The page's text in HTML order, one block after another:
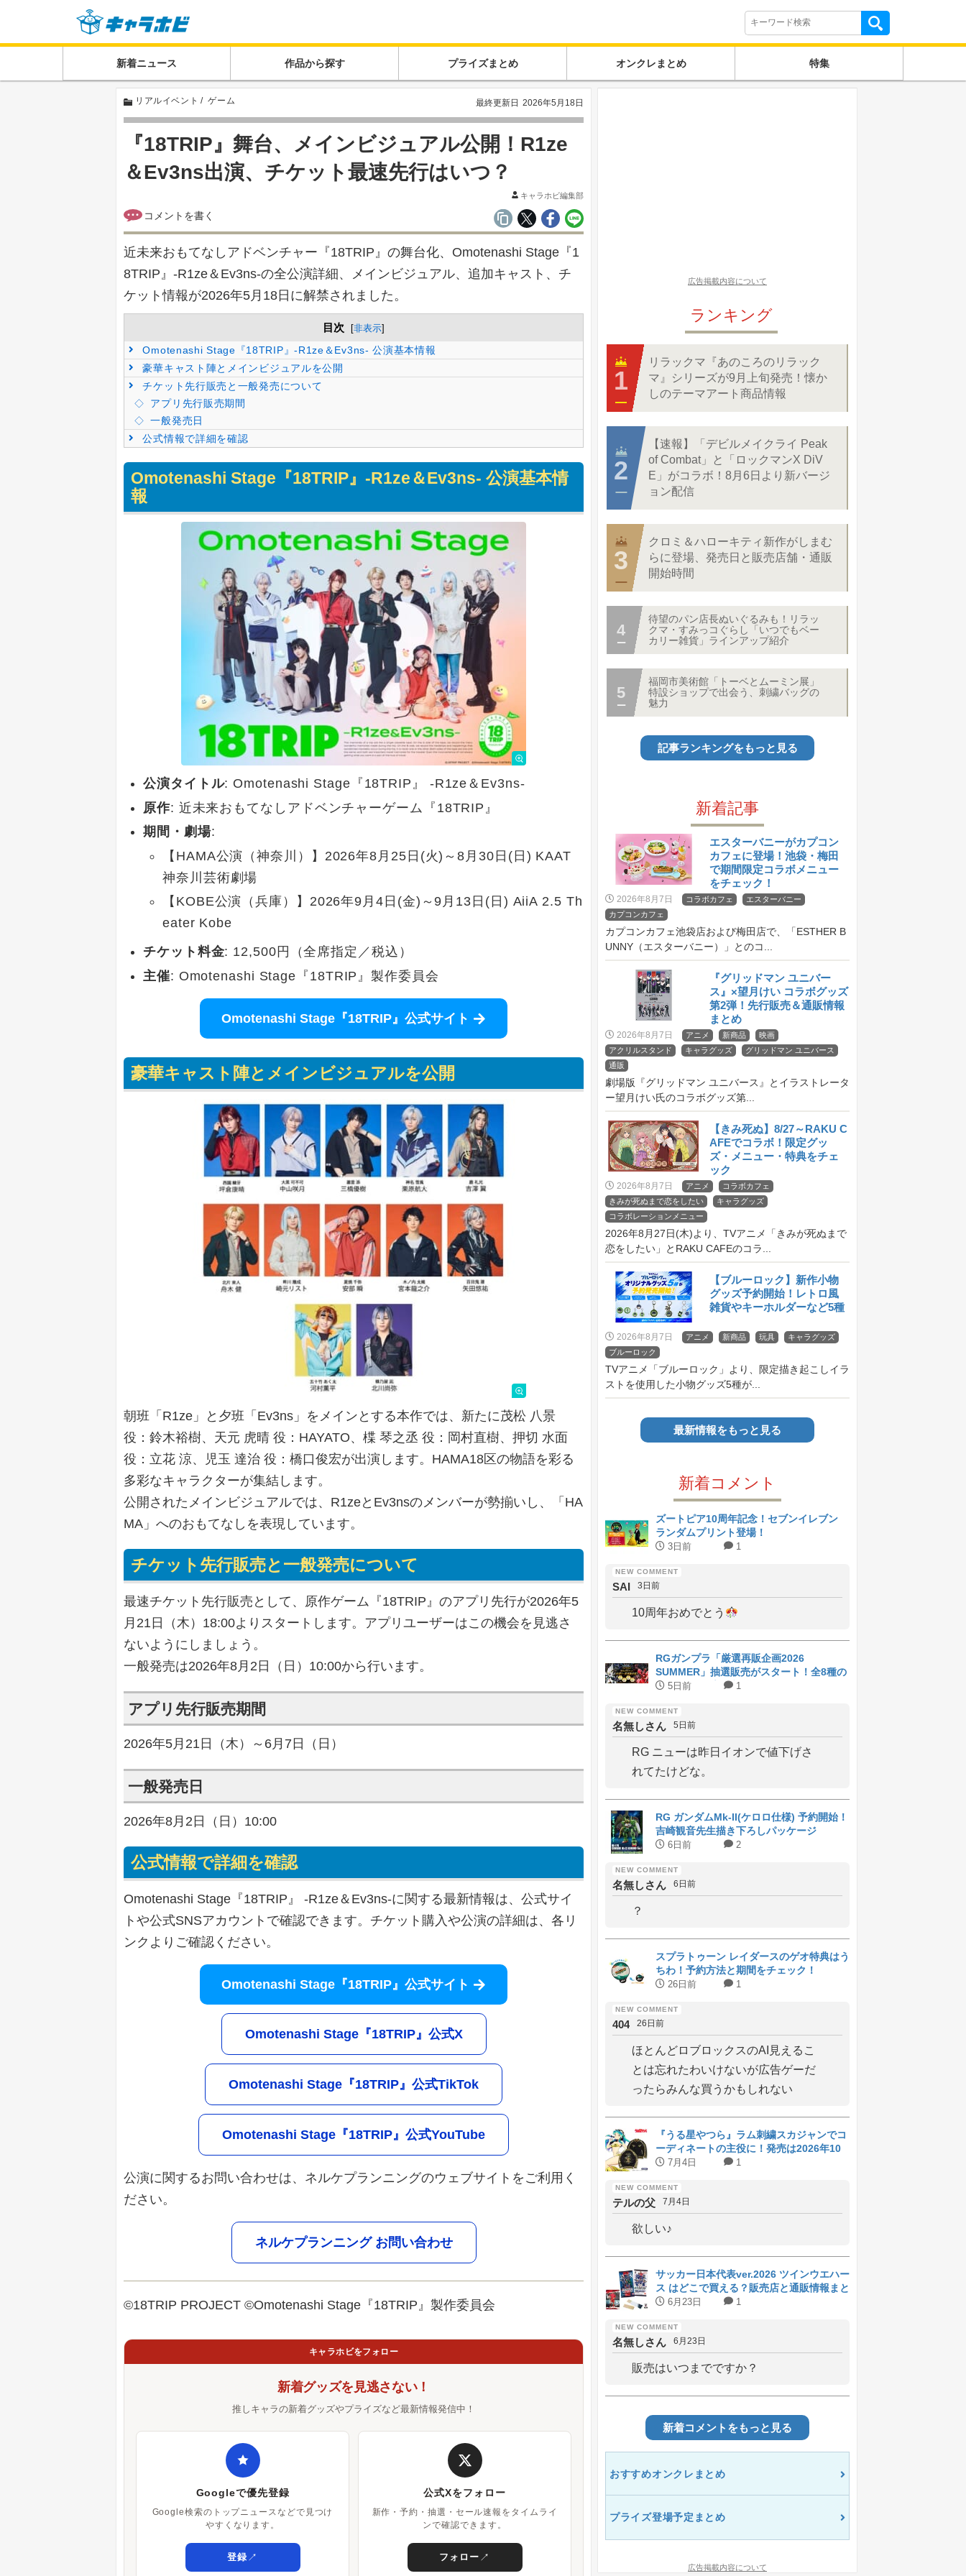
新着ニュース 作品から探す プライズまとめ オンクレまとめ 特集
リアルイベント ゲーム 最終更新日 2026年5月18日
『18TRIP』舞台、メインビジュアル公開！R1ze
＆Ev3ns出演、チケット最速先行はいつ？
キャラホビ編集部
近未来おもてなしアドベンチャー『18TRIP』の舞台化、Omotenashi Stage『1
8TRIP』-R1ze＆Ev3ns-の全公演詳細、メインビジュアル、追加キャスト、チ
ケット情報が2026年5月18日に解禁されました。
目次 [非表示]
Omotenashi Stage『18TRIP』-R1ze＆Ev3ns- 公演基本情報
豪華キャスト陣とメインビジュアルを公開
チケット先行販売と一般発売について
アプリ先行販売期間
一般発売日
公式情報で詳細を確認
Omotenashi Stage『18TRIP』-R1ze＆Ev3ns- 公演基本情
報
公演タイトル: Omotenashi Stage『18TRIP』 -R1ze＆Ev3ns-
原作: 近未来おもてなしアドベンチャーゲーム『18TRIP』
期間・劇場:
【HAMA公演（神奈川）】2026年8月25日(火)～8月30日(日) KAAT
神奈川芸術劇場
【KOBE公演（兵庫）】2026年9月4日(金)～9月13日(日) AiiA 2.5 Th
eater Kobe
チケット料金: 12,500円（全席指定／税込）
主催: Omotenashi Stage『18TRIP』製作委員会
Omotenashi Stage『18TRIP』公式サイト
豪華キャスト陣とメインビジュアルを公開
朝班「R1ze」と夕班「Ev3ns」をメインとする本作では、新たに茂松 八景
役：鈴木裕樹、天元 虎晴 役：HAYATO、楪 琴之丞 役：岡村直樹、押切 水面
役：立花 涼、児玉 達治 役：橋口俊宏が出演します。HAMA18区の物語を彩る
多彩なキャラクターが集結します。
公開されたメインビジュアルでは、R1zeとEv3nsのメンバーが勢揃いし、「HA
MA」へのおもてなしを表現しています。
チケット先行販売と一般発売について
最速チケット先行販売として、原作ゲーム『18TRIP』のアプリ先行が2026年5
月21日（木）18:00よりスタートします。アプリユーザーはこの機会を見逃さ
ないようにしましょう。
一般発売は2026年8月2日（日）10:00から行います。
アプリ先行販売期間
2026年5月21日（木）～6月7日（日）
一般発売日
2026年8月2日（日）10:00
公式情報で詳細を確認
Omotenashi Stage『18TRIP』 -R1ze＆Ev3ns-に関する最新情報は、公式サイ
トや公式SNSアカウントで確認できます。チケット購入や公演の詳細は、各リ
ンクよりご確認ください。
Omotenashi Stage『18TRIP』公式サイト
Omotenashi Stage『18TRIP』公式X
Omotenashi Stage『18TRIP』公式TikTok
Omotenashi Stage『18TRIP』公式YouTube
公演に関するお問い合わせは、ネルケプランニングのウェブサイトをご利用く
ださい。
ネルケプランニング お問い合わせ
©18TRIP PROJECT ©Omotenashi Stage『18TRIP』製作委員会
キャラホビをフォロー
新着グッズを見逃さない！
推しキャラの新着グッズやプライズなど最新情報発信中！
Googleで優先登録
Google検索のトップニュースなどで見つけ
やすくなります。
登録 ↗
公式Xをフォロー
新作・予約・抽選・セール速報をタイムライ
ンで確認できます。
フォロー ↗
広告掲載内容について
ランキング
リラックマ『あのころのリラック
マ』シリーズが9月上旬発売！懐か
しのテーマアート商品情報
【速報】「デビルメイクライ Peak
of Combat」と「ロックマンX DiV
E」がコラボ！8月6日より新バージ
ョン配信
クロミ＆ハローキティ新作がしまむ
らに登場、発売日と販売店舗・通販
開始時間
待望のパン店長ぬいぐるみも！リラッ
クマ・すみっコぐらし「いつでもベー
カリー雑貨」ラインアップ紹介
福岡市美術館「トーベとムーミン展」
特設ショップで出会う、刺繍バッグの
魅力
記事ランキングをもっと見る
新着記事
エスターバニーがカプコン
カフェに登場！池袋・梅田
で期間限定コラボメニュー
をチェック！
2026年8月7日 コラボカフェ
エスターバニー
カプコンカフェ
カプコンカフェ池袋店および梅田店で、「ESTHER B
UNNY（エスターバニー）」とのコ...
『グリッドマン ユニバー
ス』×望月けい コラボグッズ
第2弾！先行販売＆通販情報
まとめ
2026年8月7日 アニメ 新商品
映画
アクリルスタンド
キャラグッズ
グリッドマン ユニバース
通販
劇場版『グリッドマン ユニバース』とイラストレータ
ー望月けい氏のコラボグッズ第...
【きみ死ぬ】8/27～RAKU C
AFEでコラボ！限定グッ
ズ・メニュー・特典をチェ
ック
2026年8月7日 アニメ
コラボカフェ
きみが死ぬまで恋をしたい
キャラグッズ
コラボレーションメニュー
2026年8月27日(木)より、TVアニメ「きみが死ぬまで
恋をしたい」とRAKU CAFEのコラ...
【ブルーロック】新作小物
グッズ予約開始！レトロ風
雑貨やキーホルダーなど5種
2026年8月7日 アニメ 新商品 玩具
キャラグッズ
ブルーロック
TVアニメ「ブルーロック」より、限定描き起こしイラ
ストを使用した小物グッズ5種が...
最新情報をもっと見る
新着コメント
ズートピア10周年記念！セブンイレブン
ランダムプリント登場！
3日前 1
SAI 3日前
10周年おめでとう
RGガンプラ「厳選再販企画2026
SUMMER」抽選販売がスタート！全8種の
ラインナップと受付期間
5日前 1
名無しさん 5日前
RG ニューは昨日イオンで値下げさ
れてたけどな。
RG ガンダムMk-II(ケロロ仕様) 予約開始！
吉崎観音先生描き下ろしパッケージ
6日前 2
名無しさん 6日前
？
スプラトゥーン レイダースのゲオ特典はう
ちわ！予約方法と期間をチェック！
26日前 1
404 26日前
ほとんどロブロックスのAI見えるこ
とは忘れたわいけないが広告ゲーだ
ったらみんな買うかもしれない
『うる星やつら』ラム刺繍スカジャンでコ
ーディネートの主役に！発売は2026年10
月上旬
7月4日 1
テルの父 7月4日
欲しい♪
サッカー日本代表ver.2026 ツインウエハー
ス はどこで買える？販売店と通販情報まと
め 6月23日 1
名無しさん 6月23日
販売はいつまでですか？
新着コメントをもっと見る
おすすめオンクレまとめ
プライズ登場予定まとめ
広告掲載内容について